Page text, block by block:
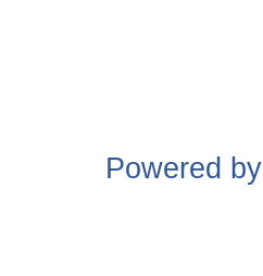
Powered by